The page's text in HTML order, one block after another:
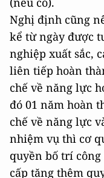
Nghị định cũng
kể từ ngày được
nghiệp xuất sắc,
liên tiếp hoàn
chế về năng lực
đó 01 năm hoàn
chế về năng lực
nhiệm vụ thì cơ
quyền bố trí
cấp tăng thêm